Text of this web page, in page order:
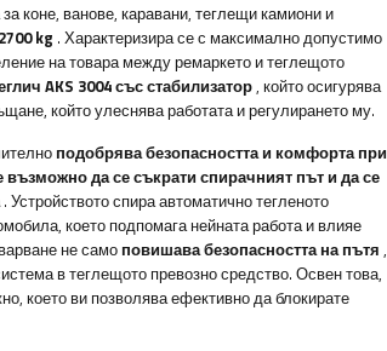
коне, ванове, каравани, теглещи камиони и
kg . Характеризира се с максимално допустимо
на товара между ремаркето и теглещото
AKS 3004 със стабилизатор, който осигурява
който улеснява работата и регулирането му.
подобрява безопасността и комфорта при
да се съкрати спирачният път и да се
. Устройството спира автоматично тегленото
което подпомага нейната работа и влияе
не само повишава безопасността на пътя ,
в теглещото превозно средство. Освен това,
което ви позволява ефективно да блокирате